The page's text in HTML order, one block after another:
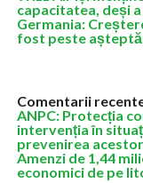
capacitatea, deși
Germania:
fost peste
Comentarii
ANPC: Protecția
intervenția în
prevenirea
Amenzi de 1,44
economici de pe